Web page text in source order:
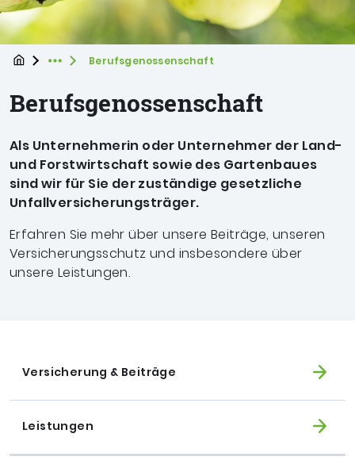
StartpageExpand breadcrumb Navigation
Sie befinden sich hier
Berufsgenossenschaft
Berufsgenossenschaft
Als Unternehmerin oder Unternehmer der Land-
und Forstwirtschaft sowie des Gartenbaues
sind wir für Sie der zuständige gesetzliche
Unfallversicherungsträger.
Erfahren Sie mehr über unsere Beiträge, unseren
Versicherungsschutz und insbesondere über
unsere Leistungen.
Versicherung & Beiträge
Leistungen